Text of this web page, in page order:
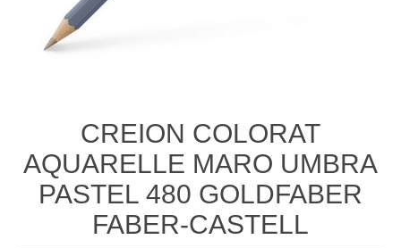
CREION COLORAT
AQUARELLE MARO UMBRA
PASTEL 480 GOLDFABER
FABER-CASTELL